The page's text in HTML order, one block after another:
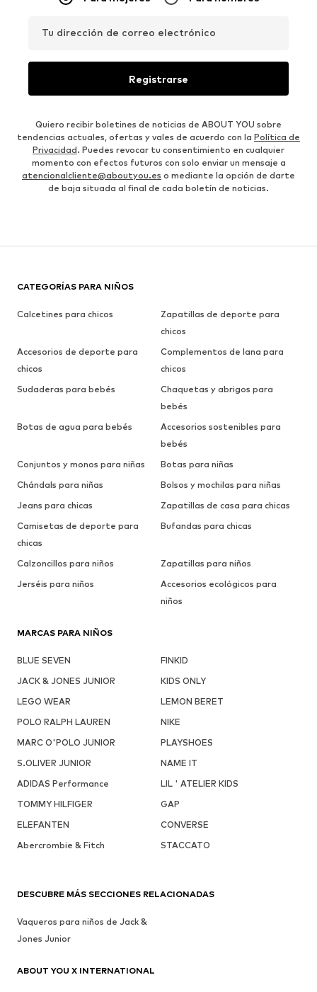
Tu dirección de correo electrónico
Registrarse
Quiero recibir boletines de noticias de ABOUT YOU sobre
tendencias actuales, ofertas y vales de acuerdo con la Política de
Privacidad. Puedes revocar tu consentimiento en cualquier
momento con efectos futuros con solo enviar un mensaje a
atencionalcliente@aboutyou.es o mediante la opción de darte
de baja situada al final de cada boletín de noticias.
CATEGORÍAS PARA NIÑOS
Calcetines para chicos
Zapatillas de deporte para
chicos
Accesorios de deporte para
chicos
Complementos de lana para
chicos
Sudaderas para bebés
Chaquetas y abrigos para
bebés
Botas de agua para bebés
Accesorios sostenibles para
bebés
Conjuntos y monos para niñas
Botas para niñas
Chándals para niñas
Bolsos y mochilas para niñas
Jeans para chicas
Zapatillas de casa para chicas
Camisetas de deporte para
chicas
Bufandas para chicas
Calzoncillos para niños
Zapatillas para niños
Jerséis para niños
Accesorios ecológicos para
niños
MARCAS PARA NIÑOS
BLUE SEVEN
FINKID
JACK & JONES JUNIOR
KIDS ONLY
LEGO WEAR
LEMON BERET
POLO RALPH LAUREN
NIKE
MARC O'POLO JUNIOR
PLAYSHOES
S.OLIVER JUNIOR
NAME IT
ADIDAS Performance
LIL ' ATELIER KIDS
TOMMY HILFIGER
GAP
ELEFANTEN
CONVERSE
Abercrombie & Fitch
STACCATO
DESCUBRE MÁS SECCIONES RELACIONADAS
Vaqueros para niños de Jack &
Jones Junior
ABOUT YOU X INTERNATIONAL